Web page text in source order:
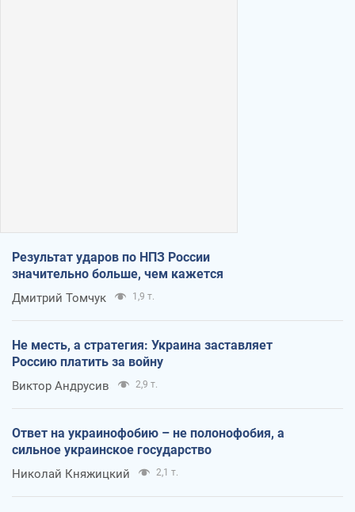
Результат ударов по НПЗ России
значительно больше, чем кажется
Дмитрий Томчук 1,9 т.
Не месть, а стратегия: Украина заставляет
Россию платить за войну
Виктор Андрусив 2,9 т.
Ответ на украинофобию – не полонофобия, а
сильное украинское государство
Николай Княжицкий 2,1 т.